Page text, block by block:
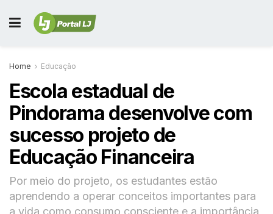
Home Educação
Escola estadual de
Pindorama desenvolve com
sucesso projeto de
Educação Financeira
Por meio do projeto, os estudantes estão
aprendendo a operar conceitos importantes para
a vida como consumo consciente e a importância